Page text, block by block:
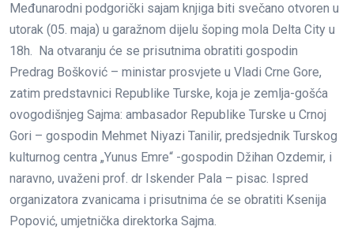
Međunarodni podgorički sajam knjiga biti svečano otvoren u
utorak (05. maja) u garažnom dijelu šoping mola Delta City u
18h. Na otvaranju će se prisutnima obratiti gospodin
Predrag Bošković – ministar prosvjete u Vladi Crne Gore,
zatim predstavnici Republike Turske, koja je zemlja-gošća
ovogodišnjeg Sajma: ambasador Republike Turske u Crnoj
Gori – gospodin Mehmet Niyazi Tanilir, predsjednik Turskog
kulturnog centra „Yunus Emre“ -gospodin Džihan Ozdemir, i
naravno, uvaženi prof. dr Iskender Pala – pisac. Ispred
organizatora zvanicama i prisutnima će se obratiti Ksenija
Popović, umjetnička direktorka Sajma.